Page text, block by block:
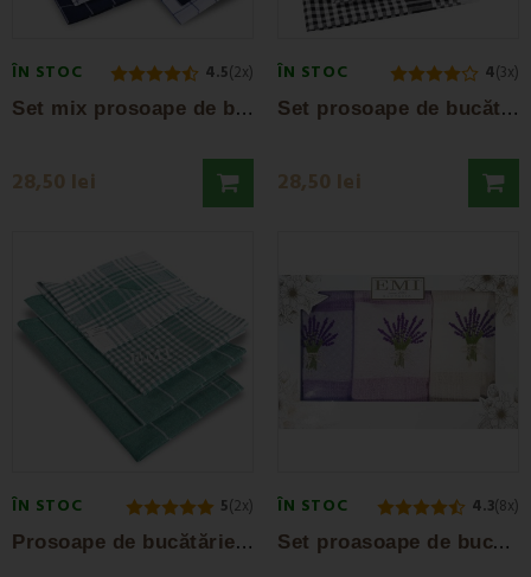
ÎN STOC 4.5(2x)
S
et mix prosoape de bucătărie albastru și...
28,50 lei
ÎN STOC 4(3x)
S
et prosoape de bucătărie negre 3 buc EMI
28,50 lei
ÎN STOC 5(2x)
P
rosoape de bucătărie verde închis set 3...
ÎN STOC 4.3(8x)
S
et proasoape de bucătărie model Waffle...